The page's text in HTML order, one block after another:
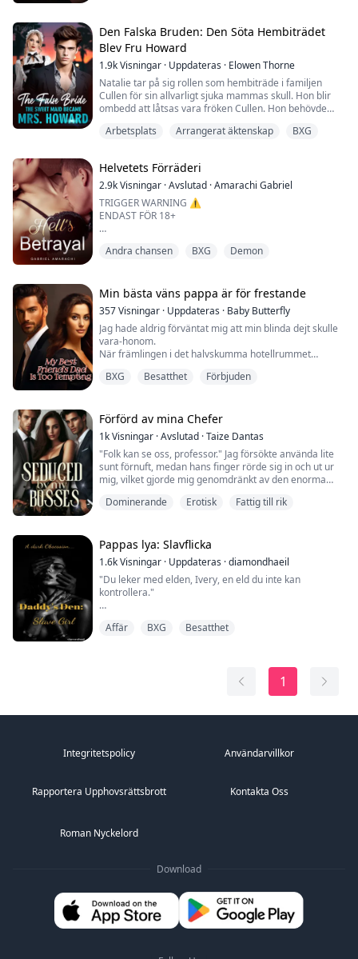
"Säg det!" morrade han och grep tag om min haka med
ena handen.
"Tror du att jag är en slampa?"
"Så det är ett nej?"
Den Falska Bruden: Den Söta Hembiträdet
Blev Fru Howard
1.9kVisningar · Uppdateras · Elowen Thorne
Natalie tar på sig rollen som hembiträde i familjen
Cullen för sin allvarligt sjuka mammas skull. Hon blir
ombedd att låtsas vara fröken Cullen. Hon behövde
och med dela säng med honom! Medan hon låtsas vara
felaktigt som en lycksökerska....
Arbetsplats Arrangerat äktenskap BXG
Helvetets Förräderi
2.9kVisningar ·Avslutad ·Amarachi Gabriel
TRIGGER WARNING ⚠️
ENDAST FÖR 18+
Att se henne knulla sig själv medan hon tänkte på mig
osynlig. Jag pumpade min kuk fram och tillbaka i
handen medan jag såg hennes två fingrar dyka in och
ut ur hennes vackra, våta fitta.
"Ja! Smiska min fitta, Sir," stönade hon, hennes
fantasier löpte amok. När ...
Andra chansen BXG Demon
Min bästa väns pappa är för frestande
357Visningar · Uppdateras · Baby Butterfly
Jag hade aldrig förväntat mig att min blinda dejt skulle
vara-honom.
När främlingen i det halvskumma hotellrummet
hade föreställt mig efter mitt hjärtesorg med min
över min hud, vilket skickade rysningar längs min
ryggrad. Jag stönade mjukt och samtidigt kände jag
igen en bekant doft.
...
BXG Besatthet Förbjuden
Förförd av mina Chefer
1kVisningar ·Avslutad ·Taize Dantas
"Folk kan se oss, professor." Jag försökte använda lite
sunt förnuft, medan hans finger rörde sig in och ut ur
mig, vilket gjorde mig genomdränkt av den enorma
med sin professor, finner hon sig indragen i ett farligt
spel mellan VD:n Vincent Hickmann och hans partner,
Thomas Werneck. Mitt i lust och intriger befinn...
Dominerande Erotisk Fattig till rik
Pappas lya: Slavflicka
1.6kVisningar · Uppdateras ·diamondhaeil
"Du leker med elden, Ivery, en eld du inte kan
kontrollera."
ner till min hals och skickade en rysning genom mig.
"Jag är inte som de där unga älskarna du har varit med.
Affär BXG Besatthet
1
Integritetspolicy Användarvillkor
Rapportera Upphovsrättsbrott Kontakta Oss
Roman Nyckelord
Download